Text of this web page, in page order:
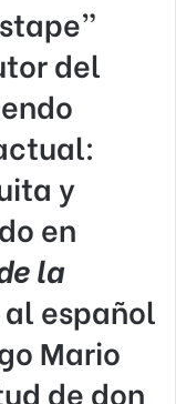
del
y
en
la
español
Mario
de don